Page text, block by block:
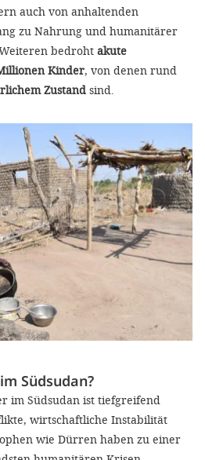
auch von anhaltenden
zu Nahrung und humanitärer
bedroht akute
Kinder, von denen rund
Zustand sind.
Südsudan?
im Südsudan ist tiefgreifend
wirtschaftliche Instabilität
wie Dürren haben zu einer